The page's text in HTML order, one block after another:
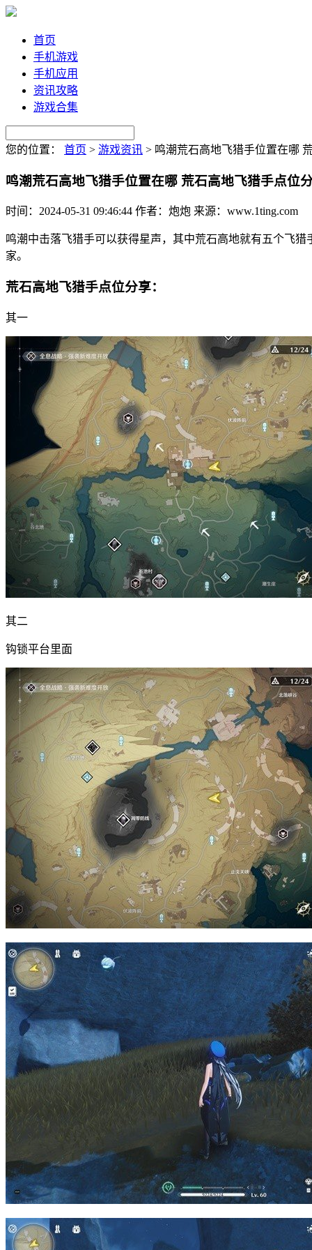
首页
手机游戏
手机应用
资讯攻略
游戏合集
您的位置： 首页 > 游戏资讯 > 鸣潮荒石高地飞猎手位置在哪
鸣潮荒石高地飞猎手位置在哪 荒石高地飞猎手点位
时间：2024-05-31 09:46:44 作者：炮炮 来源：www.1ting.com
鸣潮中击落飞猎手可以获得星声，其中荒石高地就有五个飞
家。
荒石高地飞猎手点位分享：
其一
其二
钩锁平台里面